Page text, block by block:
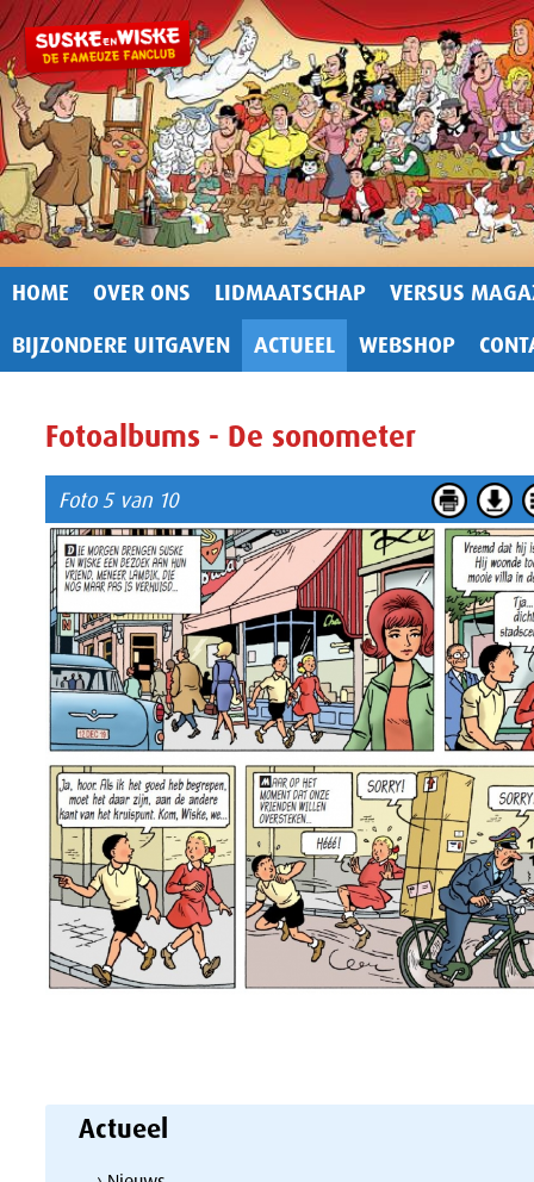
HOME OVER ONS LIDMAATSCHAP
VERSUS
BIJZONDERE UITGAVEN
ACTUEEL WEBSHOP
Fotoalbums - De sonometer
Foto 5 van 10
Actueel